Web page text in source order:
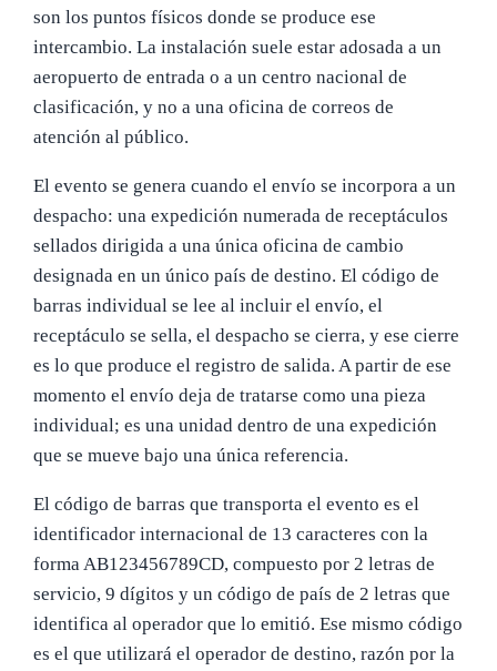
son los puntos físicos donde se produce ese
intercambio. La instalación suele estar adosada a un
aeropuerto de entrada o a un centro nacional de
clasificación, y no a una oficina de correos de
atención al público.
El evento se genera cuando el envío se incorpora a un
despacho: una expedición numerada de receptáculos
sellados dirigida a una única oficina de cambio
designada en un único país de destino. El código de
barras individual se lee al incluir el envío, el
receptáculo se sella, el despacho se cierra, y ese cierre
es lo que produce el registro de salida. A partir de ese
momento el envío deja de tratarse como una pieza
individual; es una unidad dentro de una expedición
que se mueve bajo una única referencia.
El código de barras que transporta el evento es el
identificador internacional de 13 caracteres con la
forma AB123456789CD, compuesto por 2 letras de
servicio, 9 dígitos y un código de país de 2 letras que
identifica al operador que lo emitió. Ese mismo código
es el que utilizará el operador de destino, razón por la